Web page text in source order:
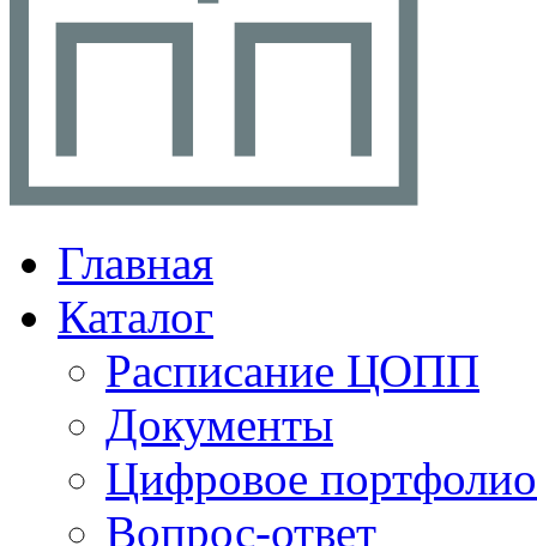
Главная
Каталог
Расписание ЦОПП
Документы
Цифровое портфолио
Вопрос-ответ